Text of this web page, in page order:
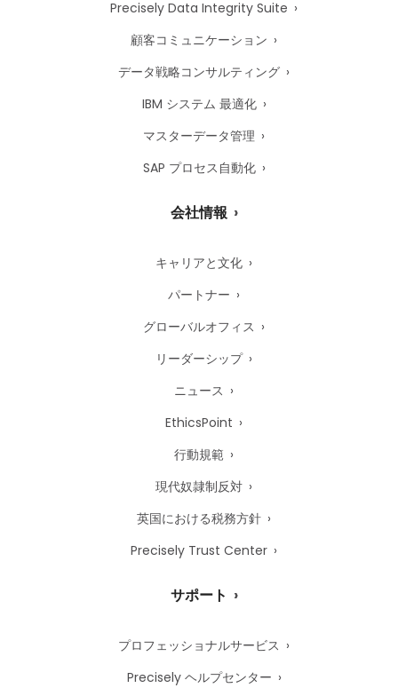
Precisely Data Integrity Suite
顧客コミュニケーション
データ戦略コンサルティング
IBM システム 最適化
マスターデータ管理
SAP プロセス自動化
会社情報
キャリアと文化
パートナー
グローバルオフィス
リーダーシップ
ニュース
EthicsPoint
行動規範
現代奴隷制反対
英国における税務方針
Precisely Trust Center
サポート
プロフェッショナルサービス
Precisely ヘルプセンター